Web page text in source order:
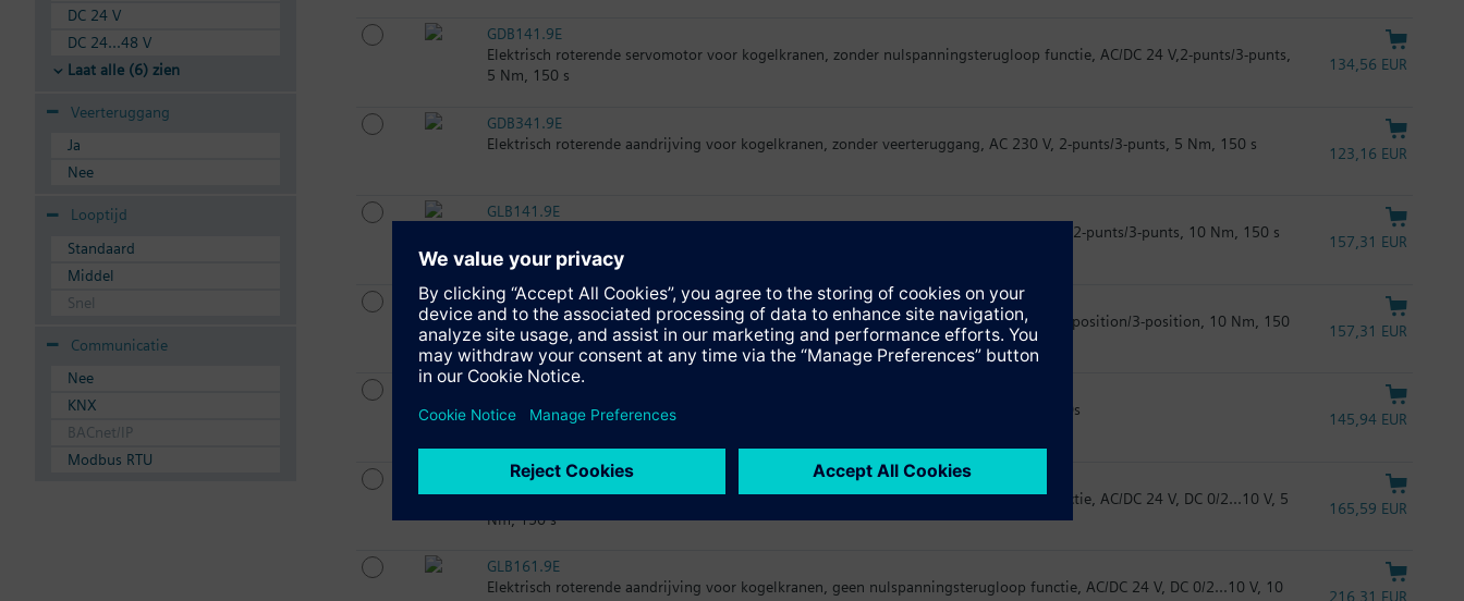
DC 24 V
DC 24...48 V
Laat alle (6) zien
Veerteruggang
Ja
Nee
Looptijd
Standaard
Middel
Snel
Communicatie
Nee
KNX
BACnet/IP
Modbus RTU
GDB141.9E
Elektrisch roterende servomotor voor kogelkranen, zonder nulspanningsterugloop functie, AC/DC 24 V,2-punts/3-punts,
5 Nm, 150 s
134,56 EUR
GDB341.9E
Elektrisch roterende aandrijving voor kogelkranen, zonder veerteruggang, AC 230 V, 2-punts/3-punts, 5 Nm, 150 s
123,16 EUR
GLB141.9E
Elektrisch roterende aandrijving voor kogelkranen, zonder veerteruggang, AC/DC 24 V, 2-punts/3-punts, 10 Nm, 150 s
157,31 EUR
GLB341.9E
Elektrisch roterende aandrijving voor kogelkranen, zonder veerteruggang, AC 230 V, 2-position/3-position, 10 Nm, 150
s
157,31 EUR
GSD161.9A
Elektromotorische draaiaandrijvingen zonder retour à zéro voor kogelkranen, 2 Nm, 30s
145,94 EUR
GDB161.9E
Elektrisch roterende servomotor voor kogelkranen, zonder nulspanningsterugloop functie, AC/DC 24 V, DC 0/2...10 V, 5
Nm, 150 s
165,59 EUR
GLB161.9E
Elektrisch roterende aandrijving voor kogelkranen, geen nulspanningsterugloop functie, AC/DC 24 V, DC 0/2...10 V, 10
216,31 EUR